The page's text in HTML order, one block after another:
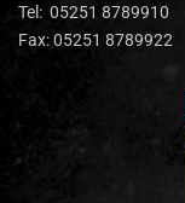
Tel: 05251 8789910
Fax: 05251 8789922